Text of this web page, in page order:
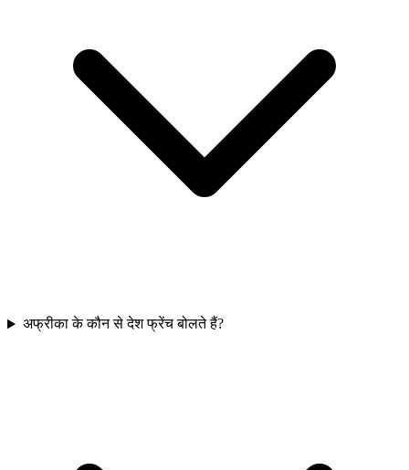
अफ्रीका के कौन से देश फ्रेंच बोलते हैं?